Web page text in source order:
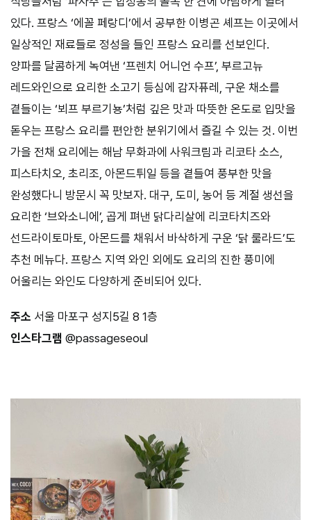
있다. 프랑스 ‘에꼴 페랑디’에서 공부한 이병곤 셰프는 이곳에서
일상적인 재료들로 정성을 들인 프랑스 요리를 선보인다.
양파를 달콤하게 녹여낸 ‘프렌치 어니언 수프’, 부르고뉴
레드와인으로 요리한 소고기 등심에 감자퓨레 구운 채소를
곁들이는 ‘뵈프 부르기뇽’처럼 깊은 맛과 따뜻한 온도로 입맛을
돋우는 프랑스 요리를 편안한 분위기에서 즐길 수 있는 것. 이번
가을 전채 요리에는 해남 무화과에 사워크림과 리코타 소스
피스타치오 초리조 아몬드튀일 등을 곁들여 풍부한 맛을
완성했다니 방문시 꼭 맛보자. 대구 도미 농어 등 계절 생선을
요리한 ‘브와소니에’, 곱게 펴낸 닭다리살에 리코타치즈와
선드라이토마토 아몬드를 채워서 바삭하게 구운 ‘닭 룰라드’도
추천 메뉴다. 프랑스 지역 와인 외에도 요리의 진한 풍미에
어울리는 와인도 다양하게 준비되어 있다.
주소 서울 마포구 성지5길 8 1층
인스타그램 @passageseoul